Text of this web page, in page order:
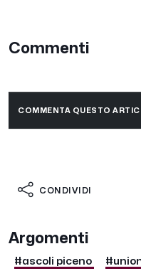
Commenti
COMMENTA QUESTO
CONDIVIDI
Argomenti
#ascoli piceno